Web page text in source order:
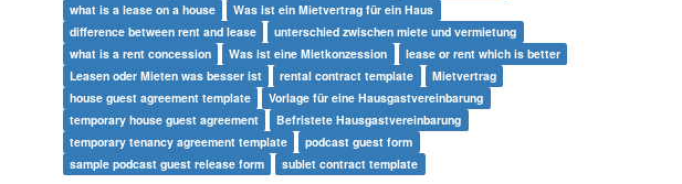
what is a lease on a house
Was ist ein Mietvertrag für ein Haus
difference between rent and lease
unterschied zwischen miete und vermietung
what is a rent concession
Was ist eine Mietkonzession
lease or rent which is better
Leasen oder Mieten was besser ist
rental contract template
Mietvertrag
house guest agreement template
Vorlage für eine Hausgastvereinbarung
temporary house guest agreement
Befristete Hausgastvereinbarung
temporary tenancy agreement template
podcast guest form
sample podcast guest release form
sublet contract template